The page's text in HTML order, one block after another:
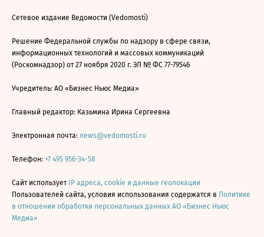
Сетевое издание Ведомости (Vedomosti)
Решение Федеральной службы по надзору в сфере связи,
информационных технологий и массовых коммуникаций
(Роскомнадзор) от 27 ноября 2020 г. ЭЛ № ФС 77-79546
Учредитель: АО «Бизнес Ньюс Медиа»
Главный редактор: Казьмина Ирина Сергеевна
Электронная почта: news@vedomosti.ru
Телефон: +7 495 956-34-58
Сайт использует IP адреса, cookie и данные геолокации
Пользователей сайта, условия использования содержатся в Политике
в отношении обработки персональных данных АО «Бизнес Ньюс
Медиа»